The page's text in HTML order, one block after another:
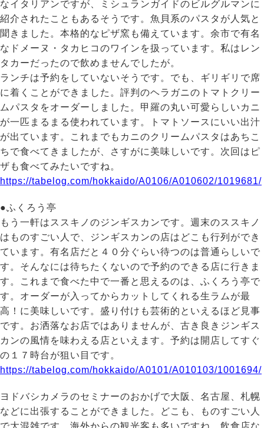
なイタリアンですが、ミシュランガイドのビルグルマンに
紹介されたこともあるそうです。魚貝系のパスタが人気と
聞きました。本格的なピザ窯も備えています。余市で有名
なドメーヌ・タカヒコのワインを扱っています。私はレン
タカーだったので飲めませんでしたが。
ランチは予約をしていないそうです。でも、ギリギリで席
に着くことができました。評判のヘラガニのトマトクリー
ムパスタをオーダーしました。甲羅の丸い可愛らしいカニ
が一匹まるまる使われています。トマトソースにいい出汁
が出ています。これまでもカニのクリームパスタはあちこ
ちで食べてきましたが、さすがに美味しいです。次回はピ
ザも食べてみたいですね。
https://tabelog.com/hokkaido/A0106/A010602/1019681/
●ふくろう亭
もう一軒はススキノのジンギスカンです。週末のススキノ
はものすごい人で、ジンギスカンの店はどこも行列ができ
ています。有名店だと４０分ぐらい待つのは普通らしいで
す。そんなには待ちたくないので予約のできる店に行きま
す。これまで食べた中で一番と思えるのは、ふくろう亭で
す。オーダーが入ってからカットしてくれる生ラムが最
高！に美味しいです。盛り付けも芸術的といえるほど見事
です。お洒落なお店ではありませんが、古き良きジンギス
カンの風情を味わえる店といえます。予約は開店してすぐ
の１７時台が狙い目です。
https://tabelog.com/hokkaido/A0101/A010103/1001694/
ヨドバシカメラのセミナーのおかげで大阪、名古屋、札幌
などに出張することができました。どこも、ものすごい人